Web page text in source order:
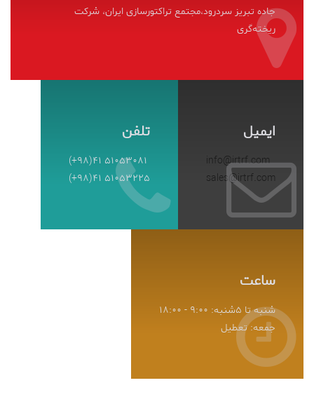
جاده تبریز سردرود،‌مجتمع تراکتورسازی ایران، شرکت
ریخته‌گری
ایمیل
info@irtrf.com
sales@irtrf.com
تلفن
(+98)41 51053081
(+98)41 51053225
ساعت
شنبه تا ۵شنبه: 9:00 - 18:00
جمعه:‌ تعطیل